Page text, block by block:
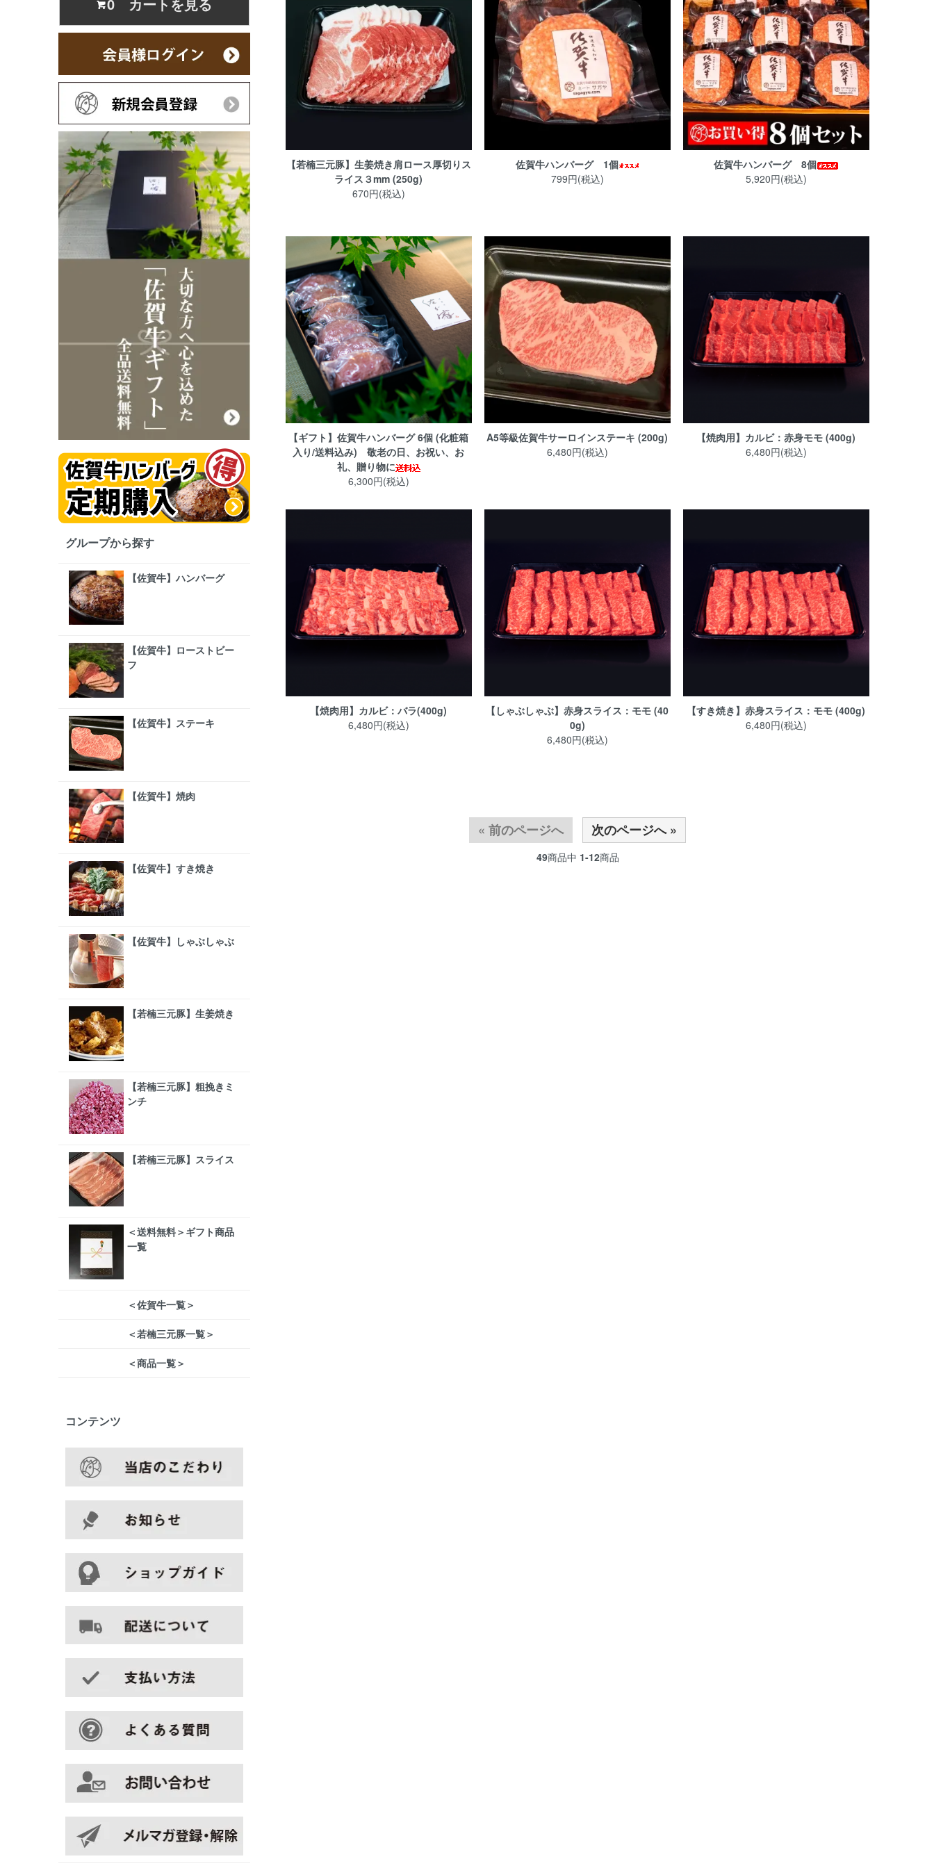
【若楠三元豚】生姜焼き肩ロース厚切りス
ライス３mm (250g)
670円(税込)
佐賀牛ハンバーグ 1個
799円(税込)
佐賀牛ハンバーグ 8個
5,920円(税込)
【ギフト】佐賀牛ハンバーグ 6個 (化粧箱
入り/送料込み) 敬老の日、お祝い、お
礼、贈り物に
6,300円(税込)
A5等級佐賀牛サーロインステーキ (200g)
6,480円(税込)
【焼肉用】カルビ：赤身モモ (400g)
6,480円(税込)
【焼肉用】カルビ：バラ(400g)
6,480円(税込)
【しゃぶしゃぶ】赤身スライス：モモ (40
0g)
6,480円(税込)
【すき焼き】赤身スライス：モモ (400g)
6,480円(税込)
« 前のページへ 次のページへ »
49商品中 1-12商品
グループから探す
【佐賀牛】ハンバーグ
【佐賀牛】ローストビー
フ
【佐賀牛】ステーキ
【佐賀牛】焼肉
【佐賀牛】すき焼き
【佐賀牛】しゃぶしゃぶ
【若楠三元豚】生姜焼き
【若楠三元豚】粗挽きミ
ンチ
【若楠三元豚】スライス
＜送料無料＞ギフト商品
一覧
＜佐賀牛一覧＞
＜若楠三元豚一覧＞
＜商品一覧＞
コンテンツ